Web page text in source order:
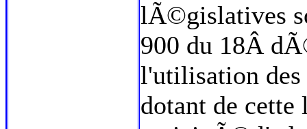
lÃ©gislatives
900 du 18Â
l'utilisation
dotant de